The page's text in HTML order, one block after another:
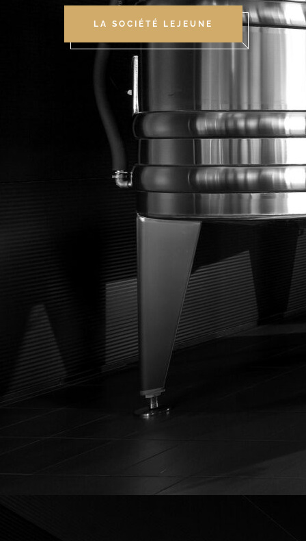
LA SOCIÉTÉ LEJEUNE